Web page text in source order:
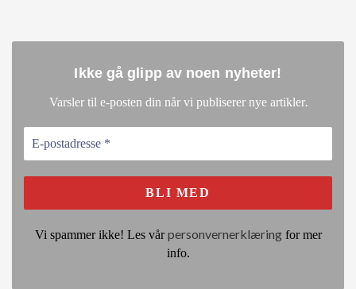
Ikke gå glipp av noen nyheter!
Varsler til e-posten din når vi publiserer nye artikler.
Vi spammer ikke! Les vårpersonvernerklæringfor mer
info.